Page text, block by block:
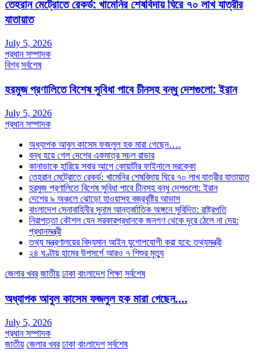
তেহরান মেট্রোতে রেকর্ড: খামেনির শেষবিদায় ঘিরে ৭০ লাখ যাত্রীর
যাতায়াত
July 5, 2026
প্রধান সম্পাদক
বিশ্ব সর্বশেষ
হরমুজ প্রণালিতে বিশেষ সুবিধা পাবে চীনসহ বন্ধু দেশগুলো: ইরান
July 5, 2026
প্রধান সম্পাদক
অধ্যাপক আবুল কাসেম ফজলুল হক মারা গেছেন….
বন্ধ হয়ে গেল দেশের একমাত্র সচল রাডার
কানাডাকে হারিয়ে সবার আগে কোয়ার্টার ফাইনালে মরক্কো
তেহরান মেট্রোতে রেকর্ড: খামেনির শেষবিদায় ঘিরে ৭০ লাখ যাত্রীর যাতায়াত
হরমুজ প্রণালিতে বিশেষ সুবিধা পাবে চীনসহ বন্ধু দেশগুলো: ইরান
দেশের ৯ অঞ্চলে ঝোড়ো হাওয়াসহ বজ্রবৃষ্টির আভাস
বাংলাদেশ সেনাবাহিনীর সুনাম আন্তর্জাতিক অঙ্গনে সুবিদিত: রাষ্ট্রপতি
নিরাপত্তা কৌশল যেন সরকারপ্রধানকে জনগণ থেকে দূরে ঠেলে না দেয়:
প্রধানমন্ত্রী
তথ্য মন্ত্রণালয়ের বিদ্যমান আইন যুগোপযোগী করা হবে: তথ্যমন্ত্রী
২৪ ঘণ্টায় হামের উপসর্গে আরও ৭ শিশুর মৃত্যু
জেলার খবর জাতীয় ঢাকা বাংলাদেশ শিক্ষা সর্বশেষ
অধ্যাপক আবুল কাসেম ফজলুল হক মারা গেছেন….
July 5, 2026
প্রধান সম্পাদক
জাতীয় জেলার খবর ঢাকা বাংলাদেশ সর্বশেষ